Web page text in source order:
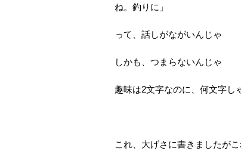
ね。釣りに」
って、話しがながいんじゃ
しかも、つまらないんじゃ
趣味は2文字なのに、何文字し
これ、大げさに書きましたが